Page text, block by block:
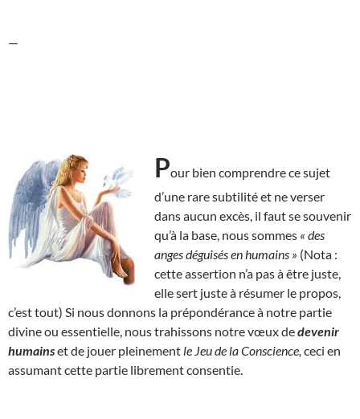
—
Pour bien comprendre ce sujet
d’une rare subtilité et ne verser
dans aucun excès, il faut se souvenir
qu’à la base, nous sommes « des
anges déguisés en humains » (Nota :
cette assertion n’a pas à être juste,
elle sert juste à résumer le propos,
c’est tout) Si nous donnons la prépondérance à notre partie
divine ou essentielle, nous trahissons notre vœux dedevenir
humainset de jouer pleinement le Jeu de la Conscience, ceci en
assumant cette partie librement consentie.